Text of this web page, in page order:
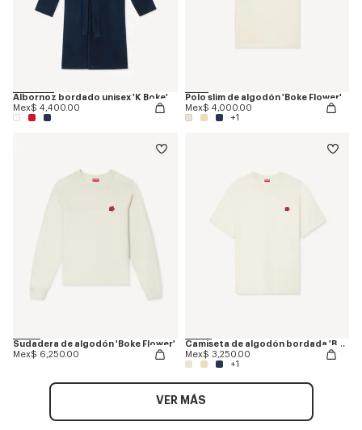
Albornoz bordado unisex 'K Boke'
Mex$ 4,400.00
Polo slim de algodón 'Boke Flower'
Mex$ 4,000.00
+1
Sudadera de algodón 'Boke Flower'
Mex$ 6,250.00
Camiseta de algodón bordada 'Boke Flower'
Mex$ 3,250.00
+1
VER MÁS